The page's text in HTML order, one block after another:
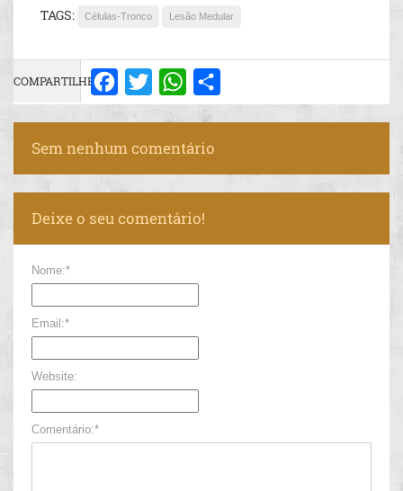
TAGS: Células-Tronco Lesão Medular
COMPARTILHE: Facebook
Twitter WhatsApp
Sem nenhum comentário
Deixe o seu comentário!
Nome:*
Email:*
Website:
Comentário:*